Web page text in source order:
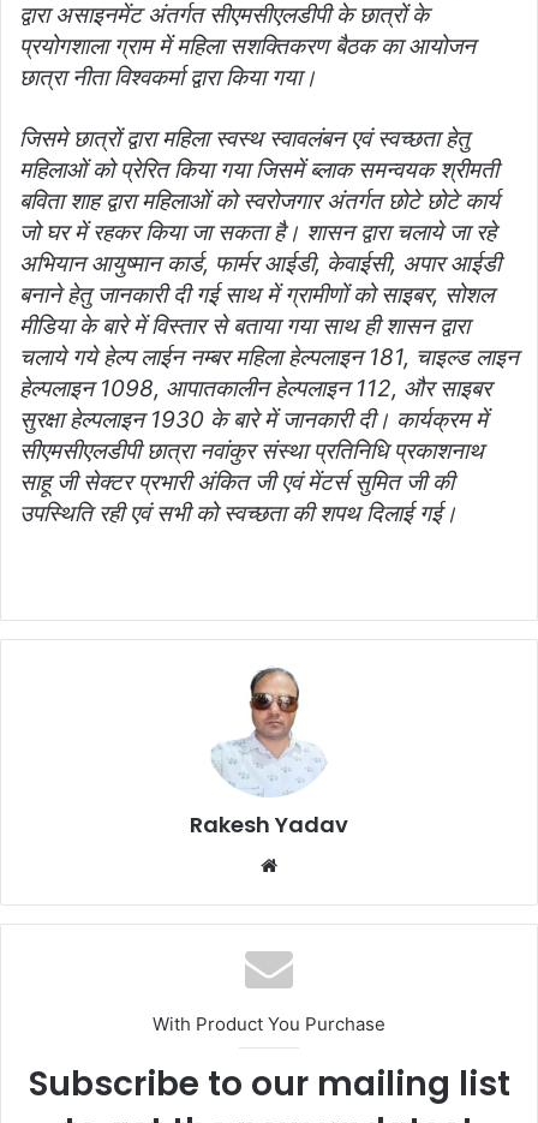
द्वारा असाइनमेंट अंतर्गत सीएमसीएलडीपी के छात्रों के
प्रयोगशाला ग्राम में महिला सशक्तिकरण बैठक का आयोजन
छात्रा नीता विश्वकर्मा द्वारा किया गया।
जिसमे छात्रों द्वारा महिला स्वस्थ स्वावलंबन एवं स्वच्छता हेतु
महिलाओं को प्रेरित किया गया जिसमें ब्लाक समन्वयक श्रीमती
बविता शाह द्वारा महिलाओं को स्वरोजगार अंतर्गत छोटे छोटे कार्य
जो घर में रहकर किया जा सकता है। शासन द्वारा चलाये जा रहे
अभियान आयुष्मान कार्ड, फार्मर आईडी, केवाईसी, अपार आईडी
बनाने हेतु जानकारी दी गई साथ में ग्रामीणों को साइबर, सोशल
मीडिया के बारे में विस्तार से बताया गया साथ ही शासन द्वारा
चलाये गये हेल्प लाईन नम्बर महिला हेल्पलाइन 181, चाइल्ड लाइन
हेल्पलाइन 1098, आपातकालीन हेल्पलाइन 112, और साइबर
सुरक्षा हेल्पलाइन 1930 के बारे में जानकारी दी। कार्यक्रम में
सीएमसीएलडीपी छात्रा नवांकुर संस्था प्रतिनिधि प्रकाशनाथ
साहू जी सेक्टर प्रभारी अंकित जी एवं मेंटर्स सुमित जी की
उपस्थिति रही एवं सभी को स्वच्छता की शपथ दिलाई गई।
Rakesh Yadav
b
s
i
e
With Product You Purchase
Subscribe to our mailing list